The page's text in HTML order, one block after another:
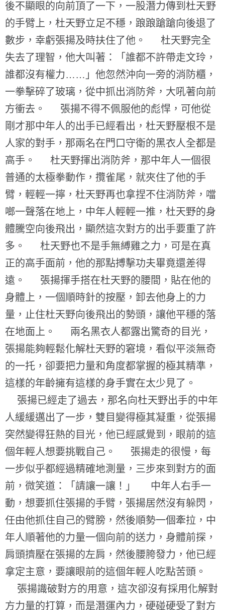
後不顯眼的向前頂了一下，一股潛力傳到杜天野
的手臂上，杜天野立足不穩，踉踉蹌蹌向後退了
數步，幸虧張揚及時扶住了他。 杜天野完全
失去了理智，他大叫著：「誰都不許帶走文玲，
誰都沒有權力……」他忽然沖向一旁的消防櫃，
一拳擊碎了玻璃，從中抓出消防斧，大吼著向前
方衝去。 張揚不得不佩服他的彪悍，可他從
剛才那中年人的出手已經看出，杜天野壓根不是
人家的對手，那兩名在門口守衛的黑衣人全都是
高手。 杜天野揮出消防斧，那中年人一個很
普通的太極拳動作，攬雀尾，就夾住了他的手
臂，輕輕一擰，杜天野再也拿捏不住消防斧，噹
啷一聲落在地上，中年人輕輕一推，杜天野的身
體騰空向後飛出，顯然這次對方的出手要重了許
多。 杜天野也不是手無縛雞之力，可是在真
正的高手面前，他的那點搏擊功夫畢竟還差得
遠。 張揚揮手搭在杜天野的腰間，貼在他的
身體上，一個順時針的按壓，卸去他身上的力
量，止住杜天野向後飛出的勢頭，讓他平穩的落
在地面上。 兩名黑衣人都露出驚奇的目光，
張揚能夠輕鬆化解杜天野的窘境，看似平淡無奇
的一托，卻要把力量和角度都掌握的極其精準，
這樣的年齡擁有這樣的身手實在太少見了。
張揚已經走了過去，那名向杜天野出手的中年
人緩緩邁出了一步，雙目變得極其凝重，從張揚
突然變得狂熱的目光，他已經感覺到，眼前的這
個年輕人想要挑戰自己。 張揚走的很慢，每
一步似乎都經過精確地測量，三步來到對方的面
前，微笑道：「請讓一讓！」 中年人右手一
動，想要抓住張揚的手臂，張揚居然沒有躲閃，
任由他抓住自己的臂膀，然後順勢一個牽拉，中
年人順著他的力量一個向前的送力，身體前探，
肩頭擠壓在張揚的左肩，然後腰胯發力，他已經
拿定主意，要讓眼前的這個年輕人吃點苦頭。
張揚識破對方的用意，這次卻沒有採用化解對
方力量的打算，而是潛運內力，硬碰硬受了對方